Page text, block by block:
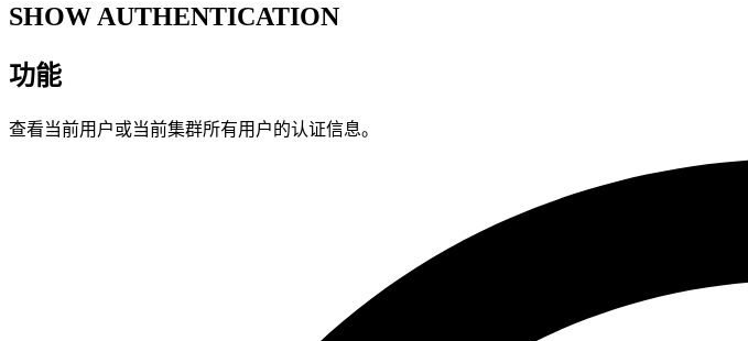
SHOW AUTHENTICATION
功能
查看当前用户或当前集群所有用户的认证信息。